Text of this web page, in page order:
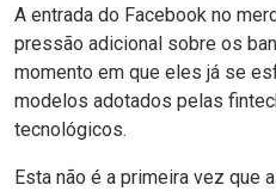
A entrada do Facebook no
pressão adicional sobre os
momento em que eles já se
modelos adotados pelas
tecnológicos.
Esta não é a primeira vez que